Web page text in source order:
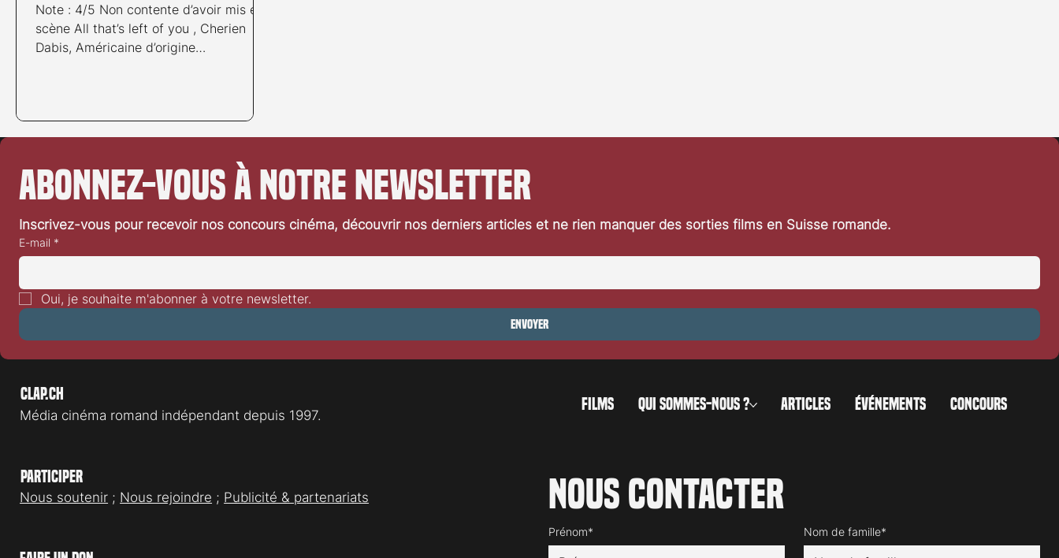
Note : 4/5 Non contente d’avoir mis en
scène All that’s left of you , Cherien
Dabis, Américaine d’origine
œuvre cinématographique
indispensable. © trigon-film Dans son
troisième long métrage, Cherien Dabis,
en nous plongeant au cœur de la
Palestine et de son histoire, nous
immerge du même coup,
inévitablement, dans un récit de
souffrance. Inévitablement, c
Abonnez-vous à notre newsletter
Inscrivez-vous pour recevoir nos concours cinéma, découvrir nos derniers articles et ne rien manquer des sorties films en Suisse romande.
E-mail *
Oui, je souhaite m'abonner à votre newsletter.
Envoyer
Clap.ch
Média cinéma romand indépendant depuis 1997.
FILMS QUI SOMMES-NOUS ? ARTICLES ÉVÉNEMENTS CONCOURS
Participer
Nous soutenir ; Nous rejoindre ; Publicité & partenariats Nous contacter
Prénom* Nom de famille*